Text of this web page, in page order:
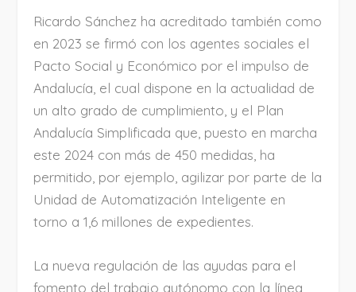
Ricardo Sánchez ha acreditado también como
en 2023 se firmó con los agentes sociales el
Pacto Social y Económico por el impulso de
Andalucía, el cual dispone en la actualidad de
un alto grado de cumplimiento, y el Plan
Andalucía Simplificada que, puesto en marcha
este 2024 con más de 450 medidas, ha
permitido, por ejemplo, agilizar por parte de la
Unidad de Automatización Inteligente en
torno a 1,6 millones de expedientes.
La nueva regulación de las ayudas para el
fomento del trabajo autónomo con la línea